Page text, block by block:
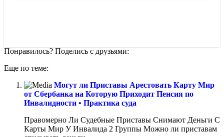
Понравилось? Поделись с друзьями:
Еще по теме:
Могут ли Приставы Арестовать Карту Мир
от Сбербанка на Которую Приходит Пенсия по
Инвалидности • Практика суда
Правомерно Ли Судебные Приставы Снимают Деньги С
Карты Мир У Инвалида 2 Группы Можно ли приставам